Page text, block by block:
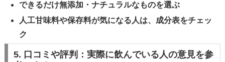
できるだけ無添加・ナチュラルなものを選ぶ
人工甘味料や保存料が気になる人は、成分表をチェッ
ク
5. 口コミや評判：実際に飲んでいる人の意見を参